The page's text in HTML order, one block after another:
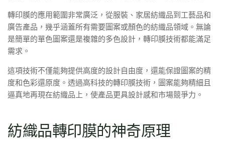
轉印膜的應用範圍非常廣泛，從服裝、家居紡織品到工藝品和
廣告產品，幾乎涵蓋所有需要圖案或顏色的紡織品領域。無論
是簡單的單色圖案還是複雜的多色設計，轉印膜技術都能滿足
需求。
這項技術不僅能夠提供高度的設計自由度，還能保證圖案的精
度和色彩還原度。透過高科技的轉印膜技術，圖案能夠精細且
逼真地再現在紡織品上，使產品更具設計感和市場競爭力。
紡織品轉印膜的神奇原理